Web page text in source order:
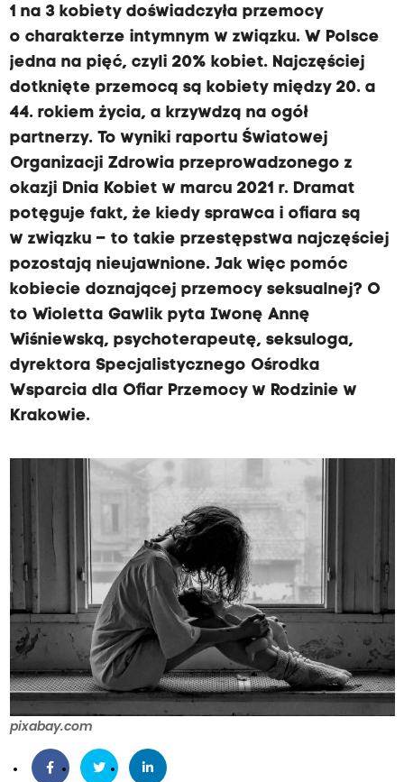
1 na 3 kobiety doświadczyła przemocy
o charakterze intymnym w związku. W Polsce
jedna na pięć, czyli 20% kobiet. Najczęściej
dotknięte przemocą są kobiety między 20. a
44. rokiem życia, a krzywdzą na ogół
partnerzy. To wyniki raportu Światowej
Organizacji Zdrowia przeprowadzonego z
okazji Dnia Kobiet w marcu 2021 r. Dramat
potęguje fakt, że kiedy sprawca i ofiara są
w związku – to takie przestępstwa najczęściej
pozostają nieujawnione. Jak więc pomóc
kobiecie doznającej przemocy seksualnej? O
to Wioletta Gawlik pyta Iwonę Annę
Wiśniewską, psychoterapeutę, seksuloga,
dyrektora Specjalistycznego Ośrodka
Wsparcia dla Ofiar Przemocy w Rodzinie w
Krakowie.
pixabay.com